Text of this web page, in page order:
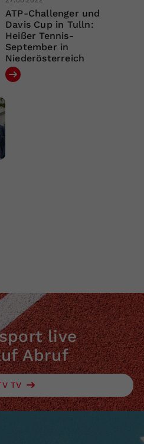
ATP-Challenger und
Davis Cup in Tulln:
Heißer Tennis-
September in
Niederösterreich
live
Abruf
TV